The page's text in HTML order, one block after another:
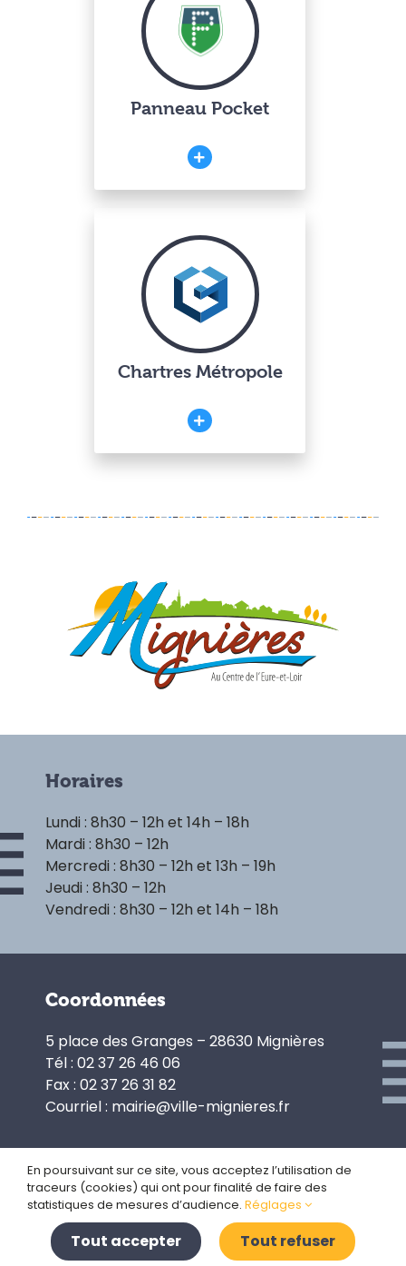
Panneau Pocket
Chartres Métropole
Horaires
Lundi : 8h30 – 12h et 14h – 18h
Mardi : 8h30 – 12h
Mercredi : 8h30 – 12h et 13h – 19h
Jeudi : 8h30 – 12h
Vendredi : 8h30 – 12h et 14h – 18h
Coordonnées
5 place des Granges – 28630 Mignières
Tél : 02 37 26 46 06
Fax : 02 37 26 31 82
Courriel : mairie@ville-mignieres.fr
Politique de confidentialité
Gestion des cookies
Plan du site
Mentions légales
En poursuivant sur ce site, vous acceptez l’utilisation de
traceurs (cookies) qui ont pour finalité de faire des
statistiques de mesures d’audience. Réglages
Tout accepter Tout refuser